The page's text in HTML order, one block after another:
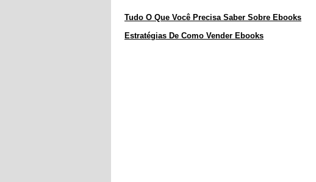
Tudo O Que Você Precisa Saber Sobre Ebooks
Estratégias De Como Vender Ebooks